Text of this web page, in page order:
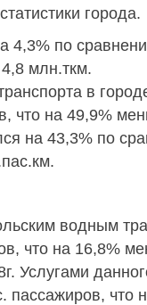
города.
4,3% по
млн.ткм.
в
что на 49,9%
на 43,3% по
водным
что на 16,8%
Услугами
пассажиров, что